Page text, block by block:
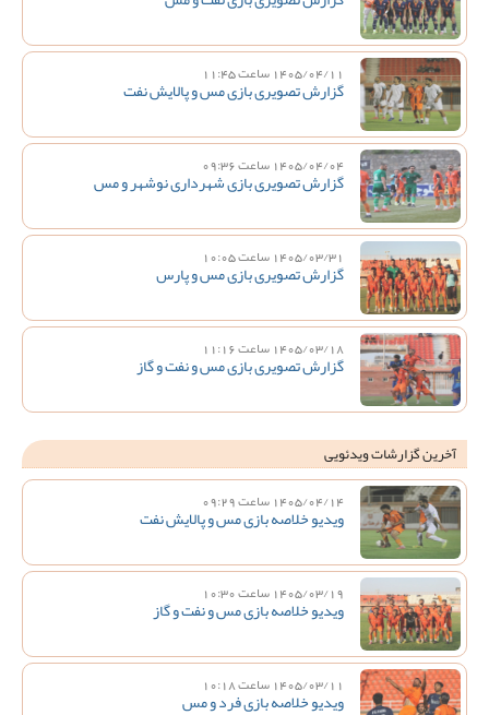
1405/04/11 ساعت 11:45
گزارش تصویری بازی مس و پالایش نفت
1405/04/04 ساعت 09:36
گزارش تصویری بازی شهرداری نوشهر و مس
1405/03/31 ساعت 10:05
گزارش تصویری بازی مس و پارس
1405/03/18 ساعت 11:16
گزارش تصویری بازی مس و نفت و گاز
آخرین گزارشات ویدئویی
1405/04/14 ساعت 09:29
ویدیو خلاصه بازی مس و پالایش نفت
1405/03/19 ساعت 10:30
ویدیو خلاصه بازی مس و نفت و گاز
1405/03/11 ساعت 10:18
ویدیو خلاصه بازی فرد و مس